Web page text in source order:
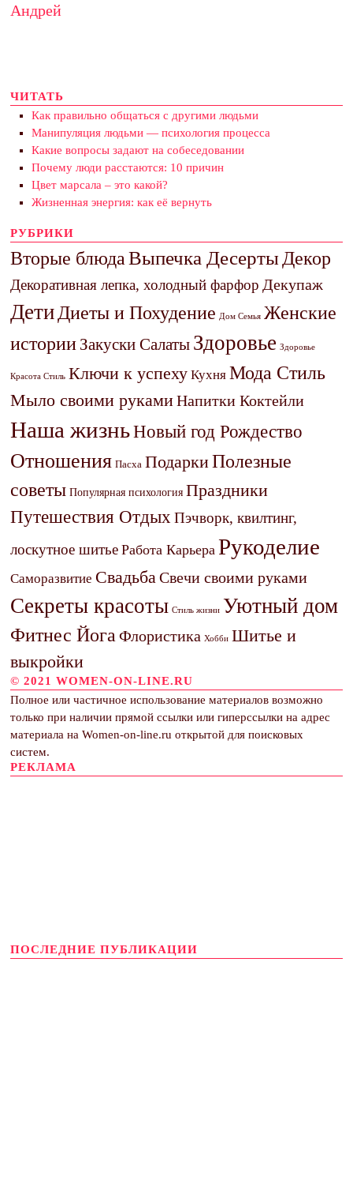
Андрей
ЧИТАТЬ
Как правильно общаться с другими людьми
Манипуляция людьми — психология процесса
Какие вопросы задают на собеседовании
Почему люди расстаются: 10 причин
Цвет марсала – это какой?
Жизненная энергия: как её вернуть
РУБРИКИ
Вторые блюда Выпечка Десерты Декор
Декоративная лепка, холодный фарфор Декупаж
Дети Диеты и Похудение Дом Семья Женские
истории Закуски Салаты Здоровье Здоровье
Красота Стиль Ключи к успеху Кухня Мода Стиль
Мыло своими руками Напитки Коктейли
Наша жизньНовый год Рождество
Отношения Пасха ПодаркиПолезные
советы Популярная психология Праздники
Путешествия Отдых Пэчворк, квилтинг,
лоскутное шитье Работа Карьера Рукоделие
Саморазвитие Свадьба Свечи своими руками
Секреты красоты Стиль жизни Уютный дом
Фитнес Йога Флористика Хобби Шитье и
выкройки
© 2021 WOMEN-ON-LINE.RU
Полное или частичное использование материалов возможно
только при наличии прямой ссылки или гиперссылки на адрес
материала на Women-on-line.ru открытой для поисковых
систем.
РЕКЛАМА
ПОСЛЕДНИЕ ПУБЛИКАЦИИ